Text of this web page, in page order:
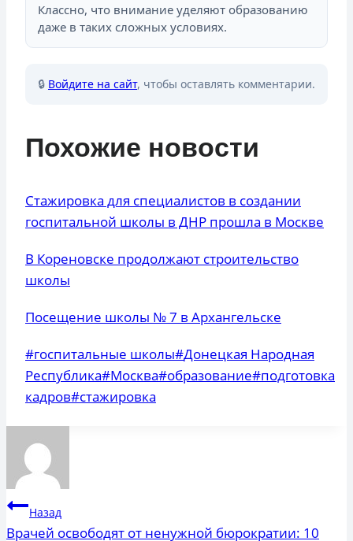
Классно, что внимание уделяют образованию
даже в таких сложных условиях.
🔒 Войдите на сайт, чтобы оставлять комментарии.
Похожие новости
Стажировка для специалистов в создании
госпитальной школы в ДНР прошла в Москве
В Кореновске продолжают строительство
школы
Посещение школы № 7 в Архангельске
Метки
записи:
#госпитальные школы#Донецкая Народная
Республика#Москва#образование#подготовка
кадров#стажировка
Навигация
по
Назад
Врачей освободят от ненужной бюрократии: 10